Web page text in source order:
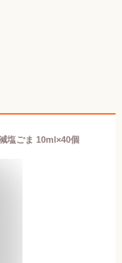
塩ごま 10ml×40個